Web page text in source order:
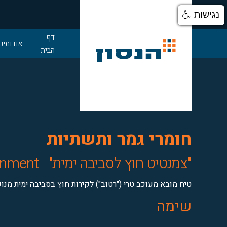
דף
הבית
חומרי גמר ותשתיות
"צמנטיט חוץ לסביבה ימית"
טיח מובא מעוכב טרי ("רטוב") לקירות חוץ בסביבה ימית
שימה
נגישות